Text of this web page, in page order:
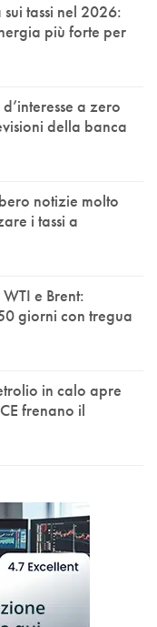
tassi nel 2026:
più forte per
a zero
della banca
notizie molto
i tassi a
e Brent:
giorni con tregua
in calo apre
frenano il